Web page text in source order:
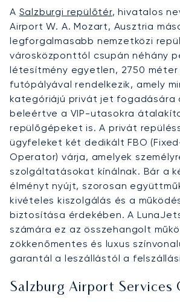
A Salzburgi repülőtér, hivatalos
Airport W. A. Mozart, Ausztria
legforgalmasabb nemzetközi
városközponttól csupán néhány
létesítmény egyetlen, 2750 méter
futópályával rendelkezik, amely
kategóriájú privát jet fogadására
beleértve a VIP-utasokra
repülőgépeket is. A privát
ügyfeleket két dedikált FBO
Operator) várja, amelyek
szolgáltatásokat kínálnak. Bár a
élményt nyújt, szorosan
kivételes kiszolgálás és a
biztosítása érdekében. A
számára ez az összehangolt
zökkenőmentes és luxus
garantál a leszállástól a
Salzburg Airport Services